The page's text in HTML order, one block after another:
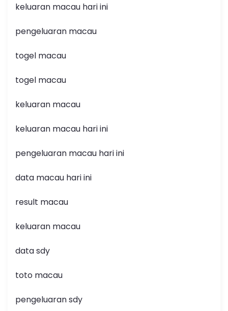
keluaran macau hari ini
pengeluaran macau
togel macau
togel macau
keluaran macau
keluaran macau hari ini
pengeluaran macau hari ini
data macau hari ini
result macau
keluaran macau
data sdy
toto macau
pengeluaran sdy